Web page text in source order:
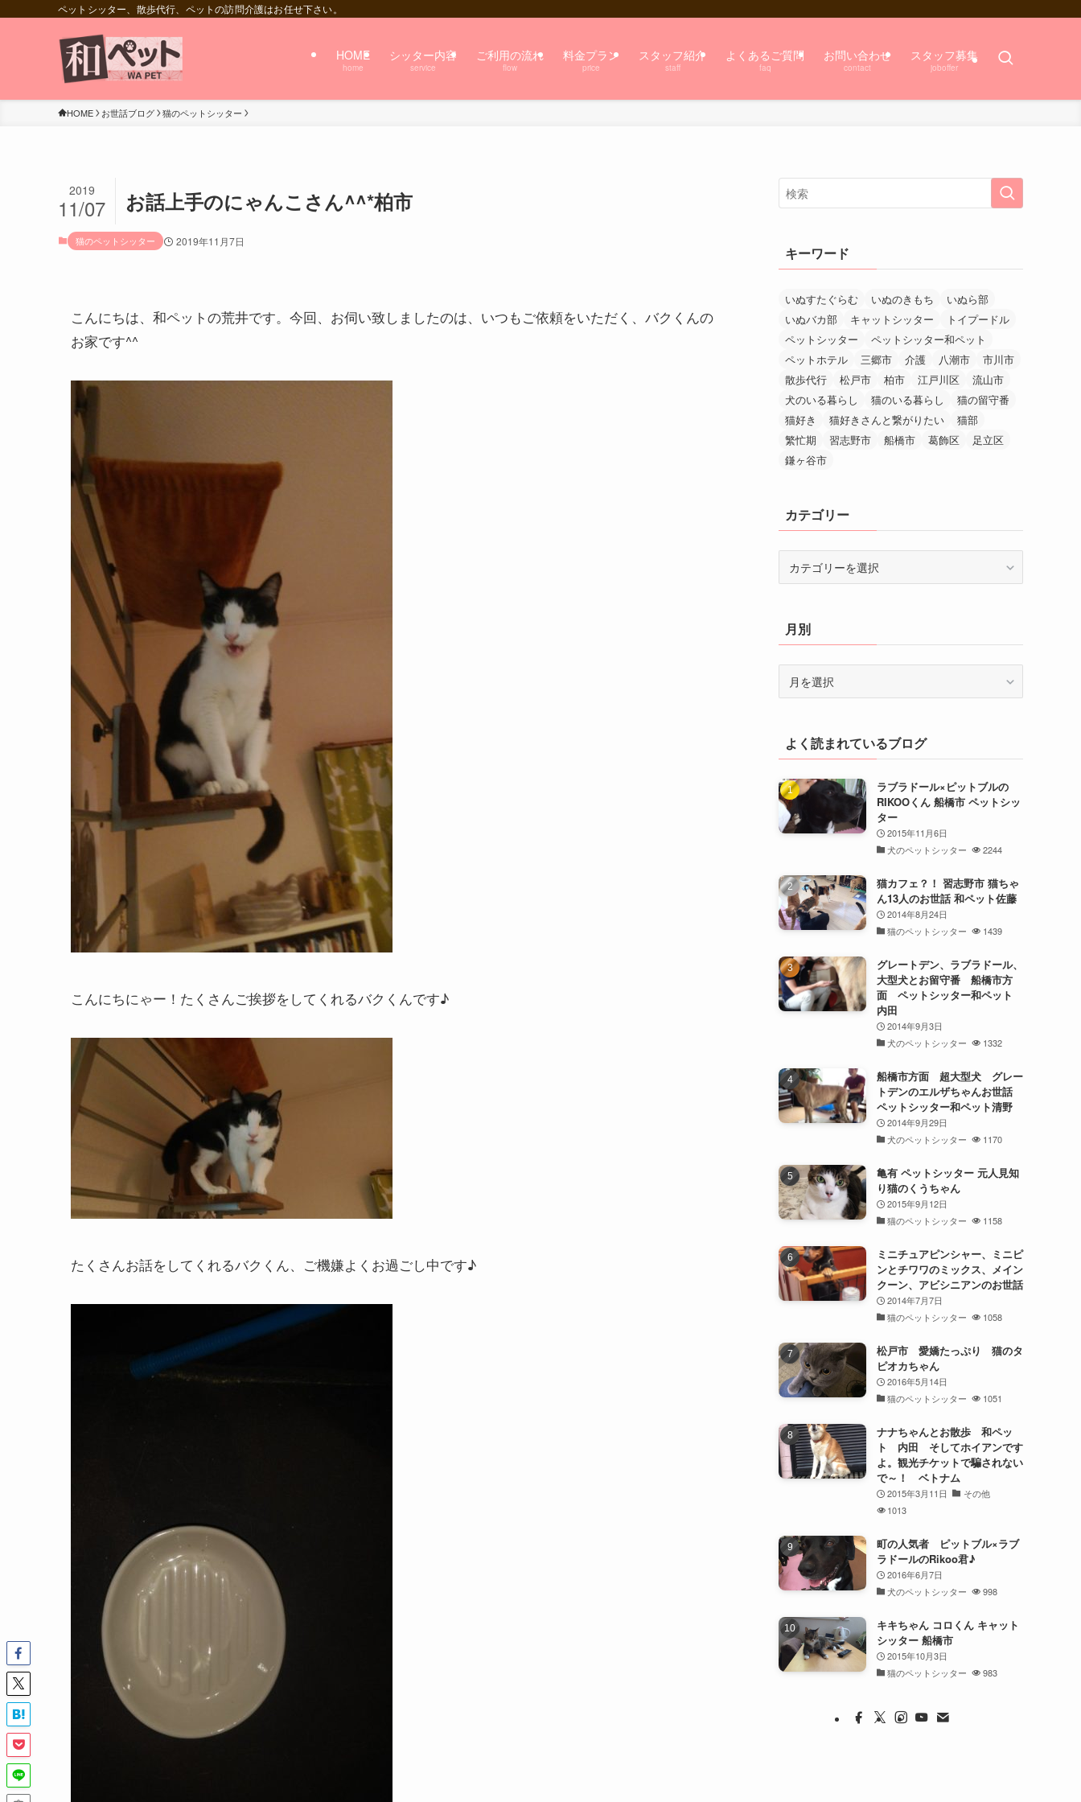
ペットシッター、散歩代行、ペットの訪問介護はお任せ下さい。
HOME
home
シッター内容
service
ご利用の流れ
flow
料金プラン
price
スタッフ紹介
staff
よくあるご質問
faq
お問い合わせ
contact
スタッフ募集
joboffer
HOME お世話ブログ 猫のペットシッター
お話上手のにゃんこさん^^*柏市
2019
11/07
猫のペットシッター 2019年11月7日
こんにちは、和ペットの荒井です。今回、お伺い致しましたのは、いつもご依頼をいただく、バクくんの
お家です^^
こんにちにゃー！たくさんご挨拶をしてくれるバクくんです♪
たくさんお話をしてくれるバクくん、ご機嫌よくお過ごし中です♪
キーワード
いぬすたぐらむ いぬのきもち
いぬら部
いぬバカ部
キャットシッター
トイプードル
ペットシッター
ペットシッター和ペット
ペットホテル
三郷市 介護 八潮市
市川市
散歩代行
松戸市 柏市 江戸川区
流山市
犬のいる暮らし
猫のいる暮らし
猫の留守番
猫好き
猫好きさんと繋がりたい
猫部
繁忙期
習志野市 船橋市 葛飾区
足立区
鎌ヶ谷市
カテゴリー
ー月別
よく読まれているブログ
ラブラドール×ピットブルの
RIKOOくん 船橋市 ペットシッ
ター
2015年11月6日
犬のペットシッター
2244
猫カフェ？！ 習志野市 猫ちゃ
ん13人のお世話 和ペット佐藤
2014年8月24日
猫のペットシッター
1439
グレートデン、ラブラドール、
大型犬とお留守番 船橋市方
面 ペットシッター和ペット
内田
2014年9月3日
犬のペットシッター
1332
船橋市方面 超大型犬 グレー
トデンのエルザちゃんお世話
ペットシッター和ペット清野
2014年9月29日
犬のペットシッター
1170
亀有 ペットシッター 元人見知
り猫のくうちゃん
2015年9月12日
猫のペットシッター
1158
ミニチュアピンシャー、ミニピ
ンとチワワのミックス、メイン
クーン、アビシニアンのお世話
2014年7月7日
猫のペットシッター
1058
松戸市 愛嬌たっぷり 猫のタ
ピオカちゃん
2016年5月14日
猫のペットシッター
1051
ナナちゃんとお散歩 和ペッ
ト 内田 そしてホイアンです
よ。観光チケットで騙されない
で～！ ベトナム
2015年3月11日
その他
1013
町の人気者 ピットブル×ラブ
ラドールのRikoo君♪
2016年6月7日
犬のペットシッター
998
キキちゃん コロくん キャット
シッター 船橋市
2015年10月3日
猫のペットシッター
983